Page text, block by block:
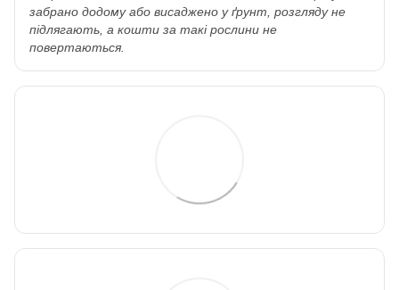
забрано додому або висаджено у ґрунт, розгляду не
підлягають, а кошти за такі рослини не
повертаються.